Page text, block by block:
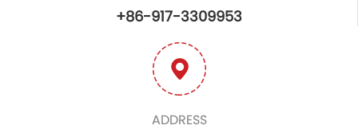
+86-917-3309953
ADDRESS